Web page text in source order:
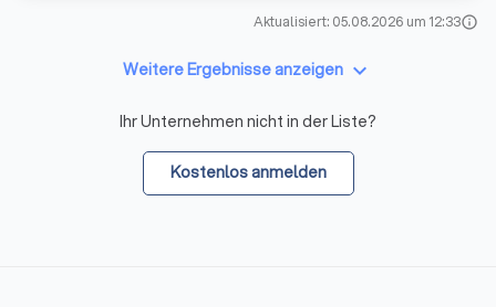
Aktualisiert: 05.08.2026 um 12:33info
Weitere Ergebnisse anzeigen keyboard_arrow_down
Ihr Unternehmen nicht in der Liste?
Kostenlos anmelden